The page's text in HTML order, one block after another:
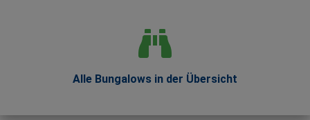
Alle Bungalows in der Übersicht